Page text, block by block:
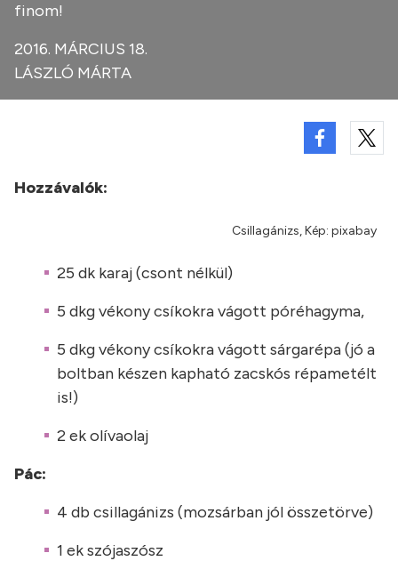
finom!
2016. MÁRCIUS 18.
LÁSZLÓ MÁRTA
Hozzávalók:
Csillagánizs, Kép: pixabay
25 dk karaj (csont nélkül)
5 dkg vékony csíkokra vágott póréhagyma,
5 dkg vékony csíkokra vágott sárgarépa (jó a
boltban készen kapható zacskós répametélt
is!)
2 ek olívaolaj
Pác:
4 db csillagánizs (mozsárban jól összetörve)
1 ek szójaszósz